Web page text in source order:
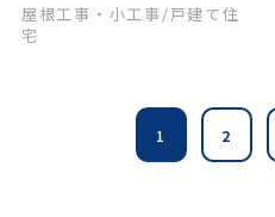
屋根工事・小工事 /戸建て住
宅
1 2